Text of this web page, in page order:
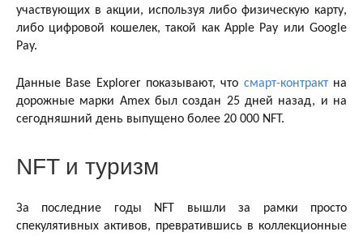
участвующих в акции, используя либо физическую карту,
либо цифровой кошелек, такой как Apple Pay или Google
Pay.
Данные Base Explorer показывают, что смарт-контрактна
дорожные марки Amex был создан 25 дней назад, и на
сегодняшний день выпущено более 20 000 NFT.
NFT и туризм
За последние годы NFT вышли за рамки просто
спекулятивных активов, превратившись в коллекционные